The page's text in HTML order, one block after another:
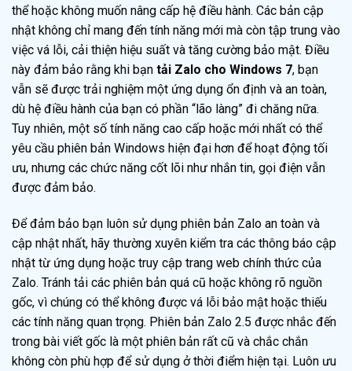
thể hoặc không muốn nâng cấp hệ điều hành. Các bản cập
nhật không chỉ mang đến tính năng mới mà còn tập trung vào
việc vá lỗi, cải thiện hiệu suất và tăng cường bảo mật. Điều
này đảm bảo rằng khi bạn tải Zalo cho Windows 7, bạn
vẫn sẽ được trải nghiệm một ứng dụng ổn định và an toàn,
dù hệ điều hành của bạn có phần “lão làng” đi chăng nữa.
Tuy nhiên, một số tính năng cao cấp hoặc mới nhất có thể
yêu cầu phiên bản Windows hiện đại hơn để hoạt động tối
ưu, nhưng các chức năng cốt lõi như nhắn tin, gọi điện vẫn
được đảm bảo.
Để đảm bảo bạn luôn sử dụng phiên bản Zalo an toàn và
cập nhật nhất, hãy thường xuyên kiểm tra các thông báo cập
nhật từ ứng dụng hoặc truy cập trang web chính thức của
Zalo. Tránh tải các phiên bản quá cũ hoặc không rõ nguồn
gốc, vì chúng có thể không được vá lỗi bảo mật hoặc thiếu
các tính năng quan trọng. Phiên bản Zalo 2.5 được nhắc đến
trong bài viết gốc là một phiên bản rất cũ và chắc chắn
không còn phù hợp để sử dụng ở thời điểm hiện tại. Luôn ưu